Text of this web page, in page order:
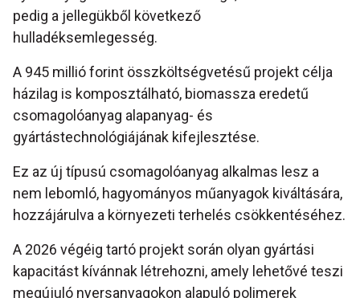
pedig a jellegükből következő
hulladéksemlegesség.
A 945 millió forint összköltségvetésű projekt célja
házilag is komposztálható, biomassza eredetű
csomagolóanyag alapanyag- és
gyártástechnológiájának kifejlesztése.
Ez az új típusú csomagolóanyag alkalmas lesz a
nem lebomló, hagyományos műanyagok kiváltására,
hozzájárulva a környezeti terhelés csökkentéséhez.
A 2026 végéig tartó projekt során olyan gyártási
kapacitást kívánnak létrehozni, amely lehetővé teszi
megújuló nyersanyagokon alapuló polimerek